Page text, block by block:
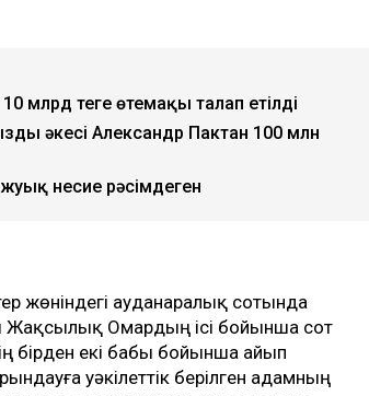
млрд теңге өтемақы талап етілді
әкесі Александр Пактан 100 млн
несие рәсімдеген
жөніндегі ауданаралық сотында
Жақсылық Омардың ісі бойынша сот
бірден екі бабы бойынша айып
уәкілеттік берілген адамның